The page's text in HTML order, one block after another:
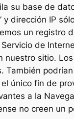
su base de
y dirección IP
un registro
de
sitio.
único fin de
a la
no creen un